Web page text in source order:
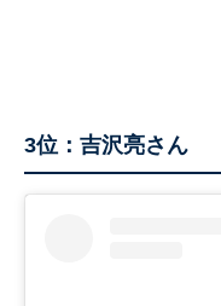
3位：吉沢亮さん